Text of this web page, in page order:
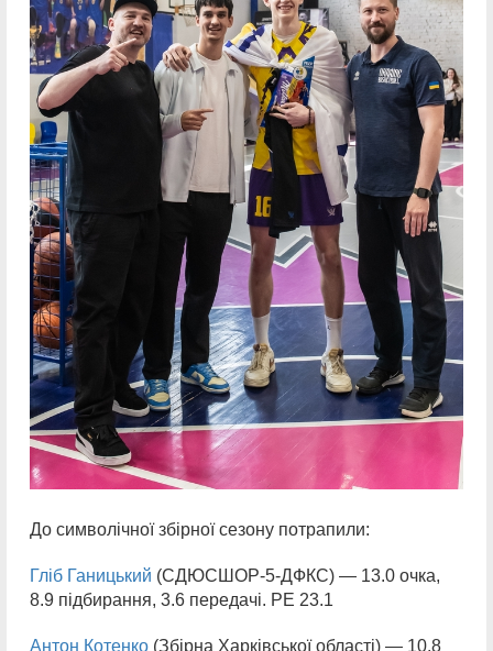
До символічної збірної сезону потрапили:
Гліб Ганицький (СДЮСШОР-5-ДФКС) — 13.0 очка,
8.9 підбирання, 3.6 передачі. РЕ 23.1
Антон Котенко (Збірна Харківської області) — 10.8